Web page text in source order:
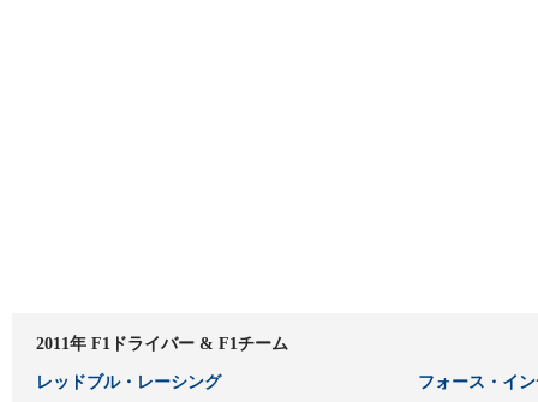
2011年 F1ドライバー & F1チーム
レッドブル・レーシング
フォース・イ